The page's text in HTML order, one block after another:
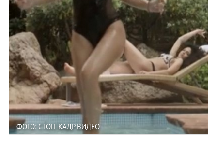
ФОТО: СТОП-КАДР ВИДЕО